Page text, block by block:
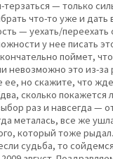
терзаться — только
что-то уже и дать
— уехать/
у нее писать
поймет,
невозможно это из-
ее, но скажите, что
сколько покажется
раз и навсегда —
металась, все же
который тоже
судьба, то